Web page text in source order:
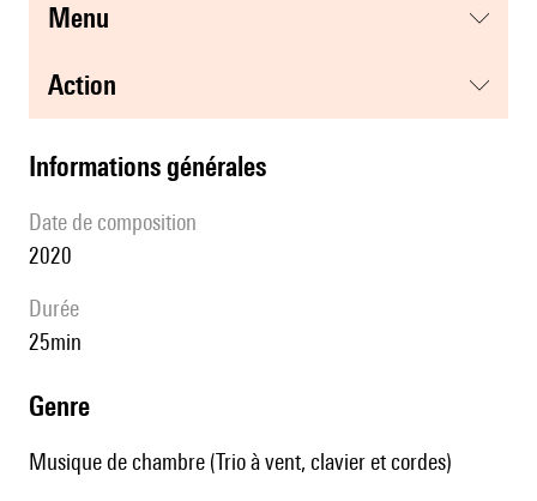
menu
action
informations générales
date de composition
2020
durée
25min
genre
Musique de chambre (Trio à vent, clavier et cordes)